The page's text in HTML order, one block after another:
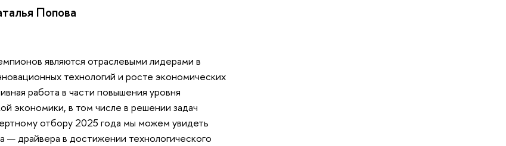
Попова
являются отраслевыми лидерами в
технологий и росте экономических
работа в части повышения уровня
экономики, в том числе в решении задач
отбору 2025 года мы можем увидеть
— драйвера в достижении технологического